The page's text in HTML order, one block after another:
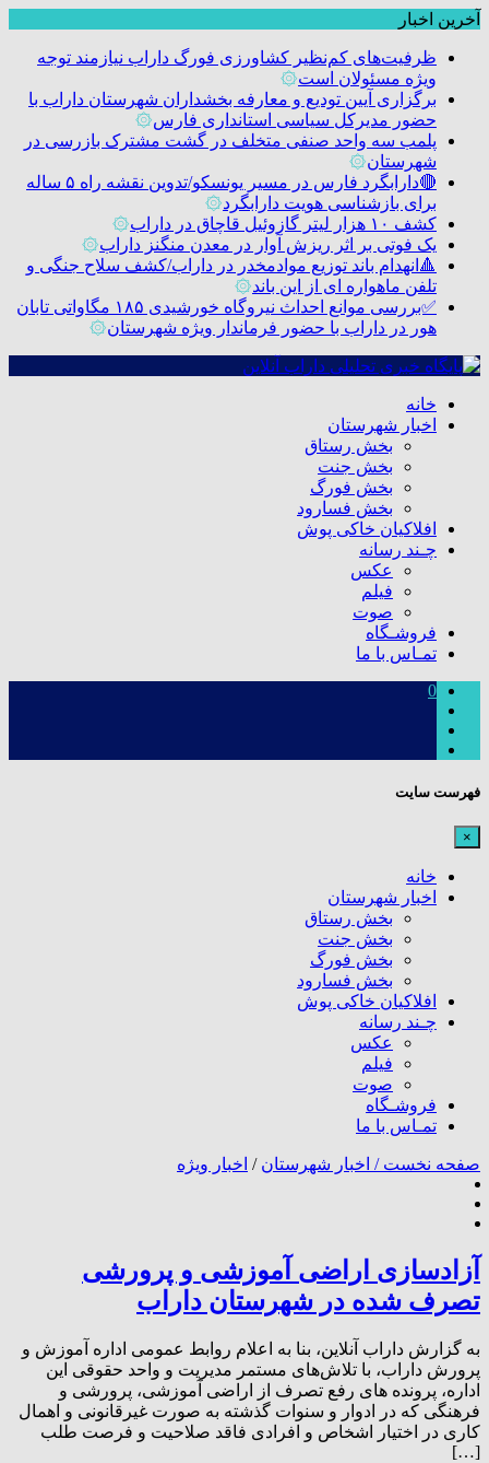
آخرین اخبار
ظرفیت‌های کم‌نظیر کشاورزی فورگ داراب نیازمند توجه
ویژه مسئولان است۞
برگزاری آیین تودیع و معارفه بخشداران شهرستان داراب با
حضور مدیرکل سیاسی استانداری فارس۞
پلمب سه واحد صنفی متخلف در گشت مشترک بازرسی در
شهرستان۞
🔴دارابگرد فارس در مسیر یونسکو/تدوین نقشه راه ۵ ساله
برای بازشناسی هویت دارابگرد۞
کشف ۱۰ هزار لیتر گازوئیل قاچاق در داراب
۞
یک فوتی بر اثر ریزش آوار در معدن منگنز داراب۞
🔺انهدام باند توزیع موادمخدر در داراب/کشف سلاح جنگی و
تلفن ماهواره ای از این باند۞
✅بررسی موانع احداث نیروگاه خورشیدی ۱۸۵ مگاواتی تابان
هور در داراب با حضور فرماندار ویژه شهرستان۞
خانه
اخبار شهرستان
بخش رستاق
بخش جنت
بخش فورگ
بخش فسارود
افلاکیان خاکی پوش
چـند رسانه
عکس
فیلم
صوت
فروشـگاه
تمـاس با ما
0
فهرست سایت
×
خانه
اخبار شهرستان
بخش رستاق
بخش جنت
بخش فورگ
بخش فسارود
افلاکیان خاکی پوش
چـند رسانه
عکس
فیلم
صوت
فروشـگاه
تمـاس با ما
صفحه نخست / اخبار شهرستان / اخبار ویژه
آزادسازی اراضی آموزشی و پرورشی
تصرف شده در شهرستان داراب
به گزارش داراب آنلاین، بنا به اعلام روابط عمومی اداره آموزش و
پرورش داراب، با تلاش‌های مستمر مدیریت و واحد حقوقی این
اداره، پرونده های رفع تصرف از اراضی آموزشی، پرورشی و
فرهنگی که در ادوار و سنوات گذشته به صورت غیرقانونی و اهمال
کاری در اختیار اشخاص و افرادی فاقد صلاحیت و فرصت طلب
[…]